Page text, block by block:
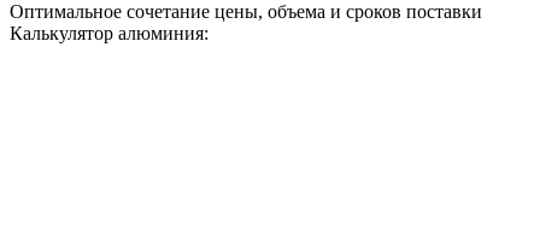
Оптимальное сочетание цены, объема и сроков поставки
Калькулятор алюминия: